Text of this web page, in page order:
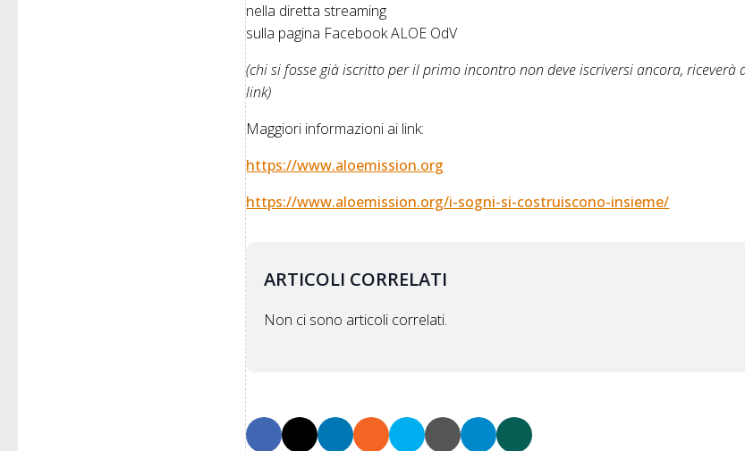
nella diretta streaming
sulla pagina Facebook ALOE OdV
(chi si fosse già iscritto per il primo incontro non deve iscriversi ancora,
link)
Maggiori informazioni ai link:
https://www.aloemission.org
https://www.aloemission.org/i-sogni-si-costruiscono-insieme/
ARTICOLI CORRELATI
Non ci sono articoli correlati.